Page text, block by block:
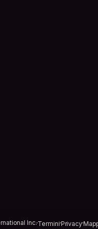
Inc.TerminiPrivacy